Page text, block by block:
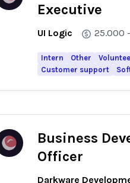
Executive
UI Logic 25.000
Intern Other
Customer support
Business
Officer
Darkware